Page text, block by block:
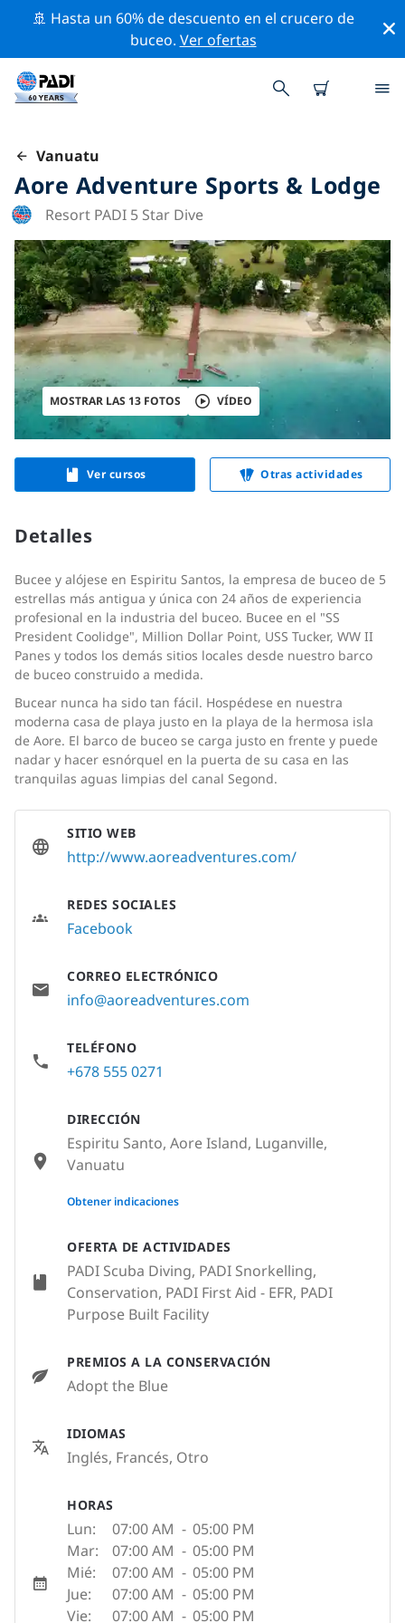
🚢 Hasta un 60% de descuento en el crucero de
buceo. Ver ofertas
Vanuatu
Aore Adventure Sports & Lodge
Resort PADI 5 Star Dive
MOSTRAR LAS 13 FOTOS VÍDEO
Ver cursos Otras actividades
Detalles
Bucee y alójese en Espiritu Santos, la empresa de buceo de 5
estrellas más antigua y única con 24 años de experiencia
profesional en la industria del buceo. Bucee en el "SS
President Coolidge", Million Dollar Point, USS Tucker, WW II
Panes y todos los demás sitios locales desde nuestro barco
de buceo construido a medida.
Bucear nunca ha sido tan fácil. Hospédese en nuestra
moderna casa de playa justo en la playa de la hermosa isla
de Aore. El barco de buceo se carga justo en frente y puede
nadar y hacer esnórquel en la puerta de su casa en las
tranquilas aguas limpias del canal Segond.
OFERTA DE ACTIVIDADES
PADI Scuba Diving, PADI Snorkelling,
Conservation, PADI First Aid - EFR, PADI
Purpose Built Facility
PREMIOS A LA CONSERVACIÓN
Adopt the Blue
IDIOMAS
Inglés, Francés, Otro
HORAS
Lun: 07:00 AM - 05:00 PM
Mar:
07:00 AM - 05:00 PM
Mié:
07:00 AM - 05:00 PM
Jue:
07:00 AM - 05:00 PM
Vie:
07:00 AM - 05:00 PM
SITIO WEB
http://www.aoreadventures.com/
REDES SOCIALES
Facebook
CORREO ELECTRÓNICO
info@aoreadventures.com
TELÉFONO
+678 555 0271
DIRECCIÓN
Espiritu Santo, Aore Island, Luganville,
Vanuatu
None
Obtener indicaciones